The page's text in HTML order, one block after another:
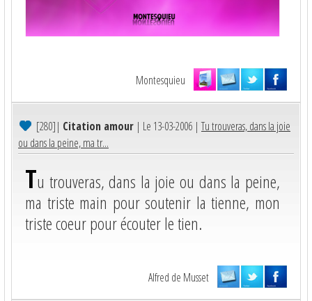
Montesquieu
[280]| Citation amour | Le 13-03-2006 |Tu trouveras, dans la joie
ou dans la peine, ma tr...
Tu trouveras, dans la joie ou dans la peine,
ma triste main pour soutenir la tienne, mon
triste coeur pour écouter le tien.
Alfred de Musset